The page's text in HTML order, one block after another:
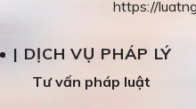
https://
| DỊCH VỤ PHÁP LÝ
Tư vấn pháp luật